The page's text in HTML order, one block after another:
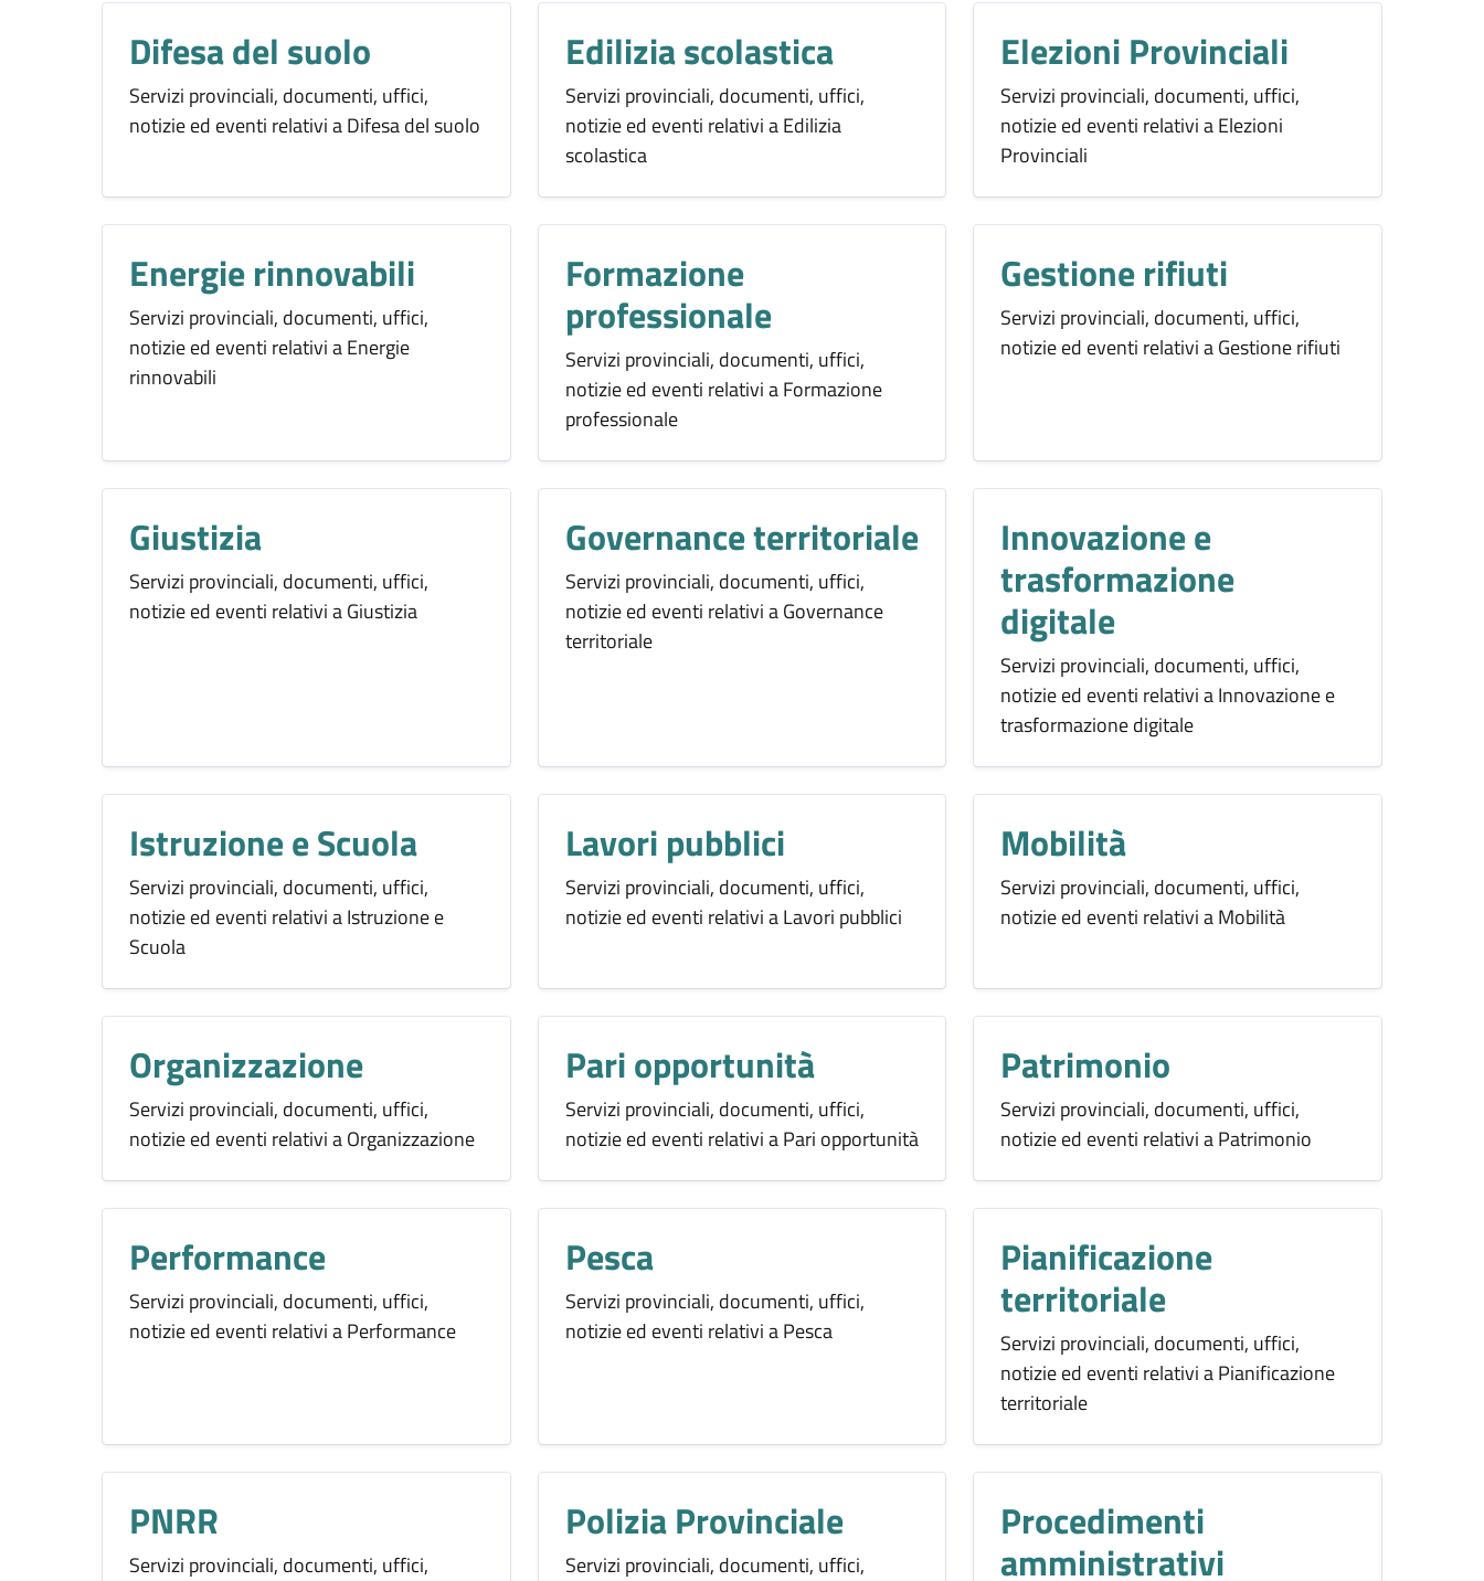
Difesa del suolo
Servizi provinciali, documenti, uffici,
notizie ed eventi relativi a Difesa del suolo
Edilizia scolastica
Servizi provinciali, documenti, uffici,
notizie ed eventi relativi a Edilizia
scolastica
Elezioni Provinciali
Servizi provinciali, documenti, uffici,
notizie ed eventi relativi a Elezioni
Provinciali
Energie rinnovabili
Servizi provinciali, documenti, uffici,
notizie ed eventi relativi a Energie
rinnovabili
Formazione
professionale
Servizi provinciali, documenti, uffici,
notizie ed eventi relativi a Formazione
professionale
Gestione rifiuti
Servizi provinciali, documenti, uffici,
notizie ed eventi relativi a Gestione rifiuti
Giustizia
Servizi provinciali, documenti, uffici,
notizie ed eventi relativi a Giustizia
Governance territoriale
Servizi provinciali, documenti, uffici,
notizie ed eventi relativi a Governance
territoriale
Innovazione e
trasformazione
digitale
Servizi provinciali, documenti, uffici,
notizie ed eventi relativi a Innovazione e
trasformazione digitale
Istruzione e Scuola
Servizi provinciali, documenti, uffici,
notizie ed eventi relativi a Istruzione e
Scuola
Lavori pubblici
Servizi provinciali, documenti, uffici,
notizie ed eventi relativi a Lavori pubblici
Mobilità
Servizi provinciali, documenti, uffici,
notizie ed eventi relativi a Mobilità
Organizzazione
Servizi provinciali, documenti, uffici,
notizie ed eventi relativi a Organizzazione
Pari opportunità
Servizi provinciali, documenti, uffici,
notizie ed eventi relativi a Pari opportunità
Patrimonio
Servizi provinciali, documenti, uffici,
notizie ed eventi relativi a Patrimonio
Performance
Servizi provinciali, documenti, uffici,
notizie ed eventi relativi a Performance
Pesca
Servizi provinciali, documenti, uffici,
notizie ed eventi relativi a Pesca
Pianificazione
territoriale
Servizi provinciali, documenti, uffici,
notizie ed eventi relativi a Pianificazione
territoriale
PNRR
Servizi provinciali, documenti, uffici,
Polizia Provinciale
Servizi provinciali, documenti, uffici,
Procedimenti
amministrativi